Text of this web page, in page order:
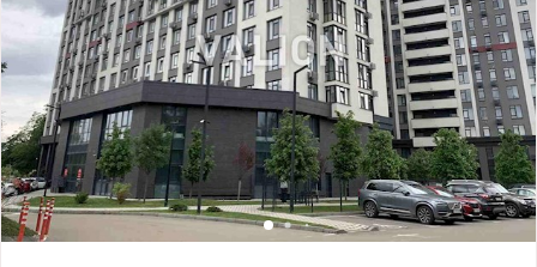
генератор системы отопления. Для жильцов дома есть
закрытая парковка. Развитая инфраструктура рядом: детские
сады, школы и больницы в пешей доступности. Удобная
транспортная развязка, рядом магазины, супермаркеты.
Звоните, организуем быстрый показ. Цена 103000 у.е. Марина
0937935908 valion.ua/1129583